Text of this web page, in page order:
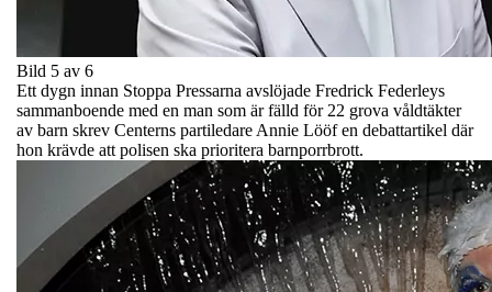
Bild 5 av 6
Ett dygn innan Stoppa Pressarna avslöjade Fredrick Federleys
sammanboende med en man som är fälld för 22 grova våldtäkter
av barn skrev Centerns partiledare Annie Lööf en debattartikel där
hon krävde att polisen ska prioritera barnporrbrott.